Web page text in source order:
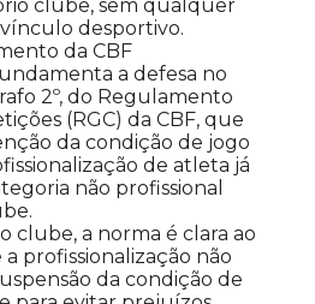
clube, sem qualquer
desportivo.
da CBF
a defesa no
2º, do Regulamento
(RGC) da CBF, que
da condição de jogo
de atleta já
não profissional
clube, a norma é clara ao
profissionalização não
da condição de